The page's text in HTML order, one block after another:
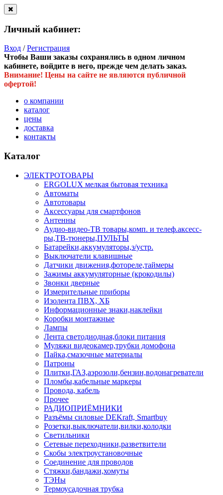
Личный кабинет:
Вход /Регистрация
Чтобы Ваши заказы сохранялись в одном личном
кабинете, войдите в него, прежде чем делать заказ.
Внимание! Цены на сайте не являются публичной
офертой!
о компании
каталог
цены
доставка
контакты
Каталог
ЭЛЕКТРОТОВАРЫ
ERGOLUX мелкая бытовая техника
Автоматы
Автотовары
Аксессуары для смартфонов
Антенны
Аудио-видео-ТВ товары,комп. и телеф.аксесс-
ры,ТВ-тюнеры,ПУЛЬТЫ
Батарейки,аккумуляторы,з/устр.
Выключатели клавишные
Датчики движения,фотореле,таймеры
Зажимы аккумуляторные (крокодилы)
Звонки дверные
Измерительные приборы
Изолента ПВХ, ХБ
Информационные знаки,наклейки
Коробки монтажные
Лампы
Лента светодиодная,блоки питания
Муляжи видеокамер,трубки домофона
Пайка,смазочные материалы
Патроны
Плитки,ГАЗ,аэрозоли,бензин,водонагреватели
Пломбы,кабельные маркеры
Провода, кабель
Прочее
РАДИОПРИЁМНИКИ
Разъёмы силовые DEKraft, Smartbuy
Розетки,выключатели,вилки,колодки
Светильники
Сетевые переходники,разветвители
Скобы электроустановочные
Соединение для проводов
Стяжки,бандажи,хомуты
ТЭНы
Термоусадочная трубка